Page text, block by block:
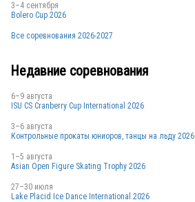
3–4 сентября
Bolero Cup 2026
Все соревнования 2026-2027
Недавние соревнования
6–9 августа
ISU CS Cranberry Cup International 2026
3–6 августа
Контрольные прокаты юниоров, танцы на льду 2026
1–5 августа
Asian Open Figure Skating Trophy 2026
27–30 июля
Lake Placid Ice Dance International 2026